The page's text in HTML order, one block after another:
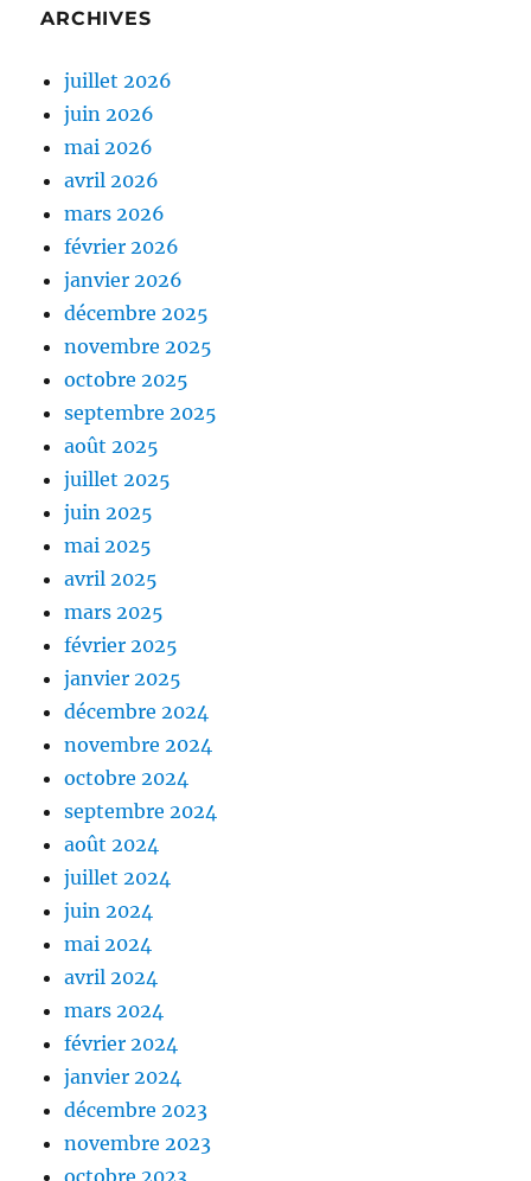
ARCHIVES
juillet 2026
juin 2026
mai 2026
avril 2026
mars 2026
février 2026
janvier 2026
décembre 2025
novembre 2025
octobre 2025
septembre 2025
août 2025
juillet 2025
juin 2025
mai 2025
avril 2025
mars 2025
février 2025
janvier 2025
décembre 2024
novembre 2024
octobre 2024
septembre 2024
août 2024
juillet 2024
juin 2024
mai 2024
avril 2024
mars 2024
février 2024
janvier 2024
décembre 2023
novembre 2023
octobre 2023